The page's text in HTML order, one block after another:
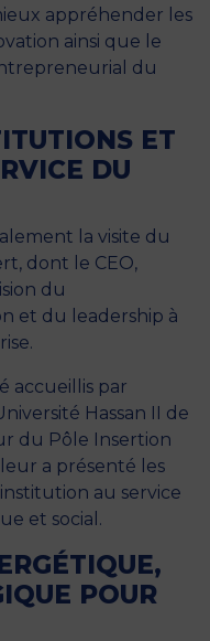
appréhender les
ainsi que le
du
ET
DU
la visite du
dont le CEO,
du
et du leadership à
accueillis par
Hassan II de
du Pôle Insertion
a présenté les
au service
et social.
POUR